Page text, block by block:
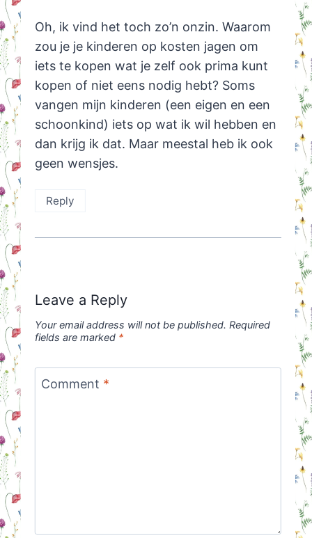
Oh, ik vind het toch zo’n onzin. Waarom
zou je je kinderen op kosten jagen om
iets te kopen wat je zelf ook prima kunt
kopen of niet eens nodig hebt? Soms
vangen mijn kinderen (een eigen en een
schoonkind) iets op wat ik wil hebben en
dan krijg ik dat. Maar meestal heb ik ook
geen wensjes.
Reply
Leave a Reply
Your email address will not be published. Required
fields are marked *
Comment *